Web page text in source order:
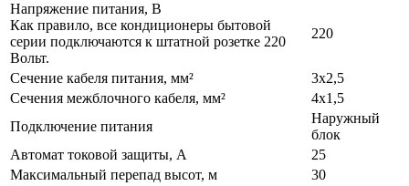
Напряжение питания, В
Как правило, все кондиционеры бытовой
серии подключаются к штатной розетке 220
Вольт.
220
Сечение кабеля питания, мм²
3х2,5
Сечения межблочного кабеля, мм²
4х1,5
Подключение питания
Наружный
блок
Автомат токовой защиты, А
25
Максимальный перепад высот, м
30